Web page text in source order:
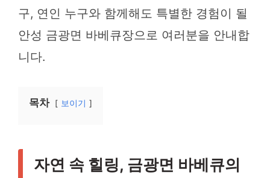
구, 연인 누구와 함께해도 특별한 경험이 될
안성 금광면 바베큐장으로 여러분을 안내합
니다.
목차 보이기
자연 속 힐링, 금광면 바베큐의